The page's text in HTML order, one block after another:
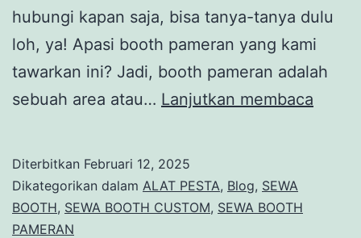
hubungi kapan saja, bisa tanya-tanya dulu
loh, ya! Apasi booth pameran yang kami
tawarkan ini? Jadi, booth pameran adalah
sebuah area atau… Lanjutkan membaca
Diterbitkan Februari 12, 2025
Dikategorikan dalam ALAT PESTA, Blog, SEWA
BOOTH, SEWA BOOTH CUSTOM, SEWA BOOTH
PAMERAN